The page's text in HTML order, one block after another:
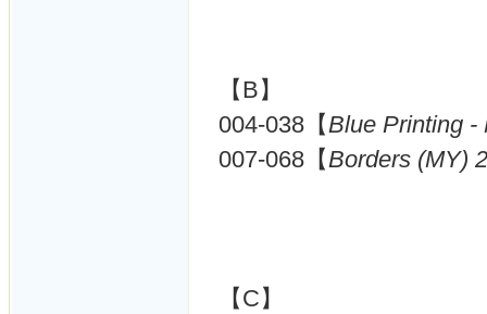
【B】
004-038【Blue Printing -
007-068【Borders (MY)
【C】